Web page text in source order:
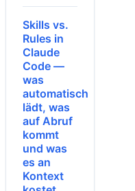
Skills vs.
Rules in
Claude
Code —
was
automatisch
lädt, was
auf Abruf
kommt
und was
es an
Kontext